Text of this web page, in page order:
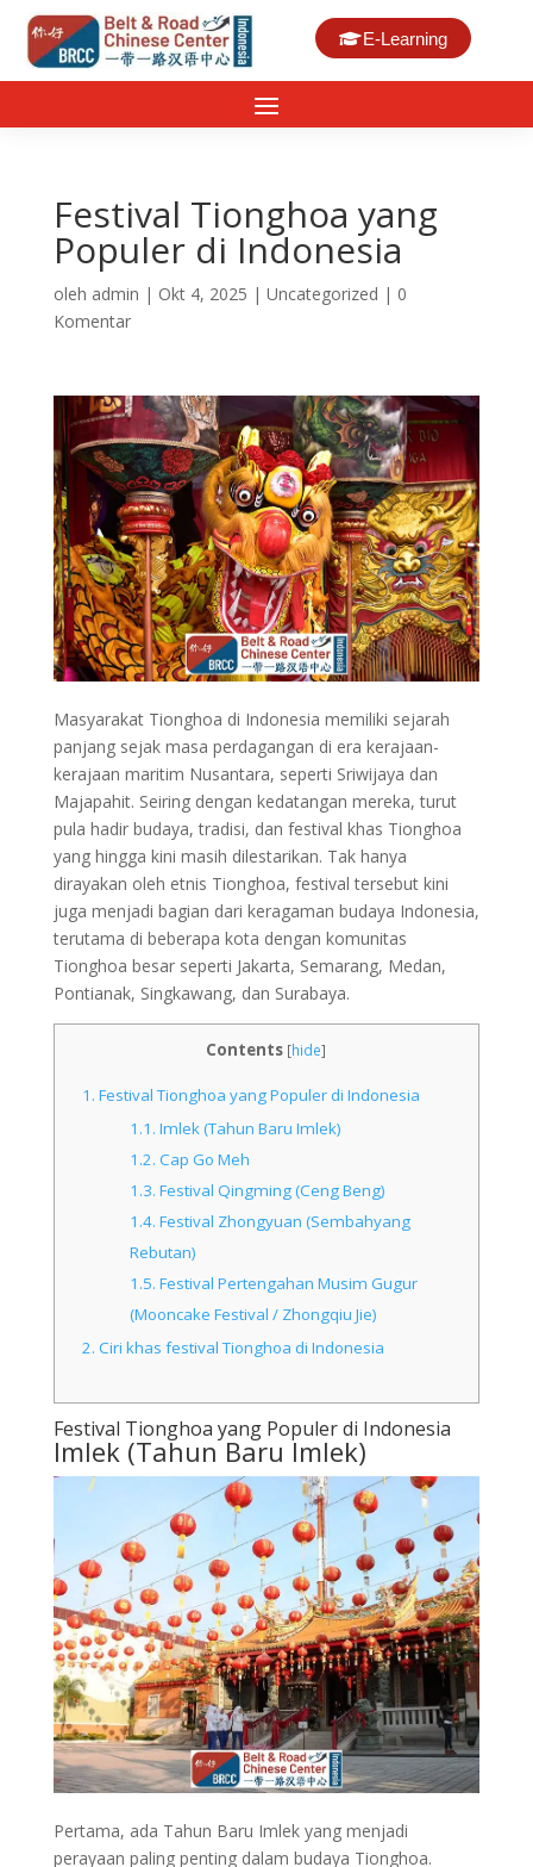
E-Learning
Festival Tionghoa yang
Populer di Indonesia
oleh admin | Okt 4, 2025 | Uncategorized | 0
Komentar
Masyarakat Tionghoa di Indonesia memiliki sejarah
panjang sejak masa perdagangan di era kerajaan-
kerajaan maritim Nusantara, seperti Sriwijaya dan
Majapahit. Seiring dengan kedatangan mereka, turut
pula hadir budaya, tradisi, dan festival khas Tionghoa
yang hingga kini masih dilestarikan. Tak hanya
dirayakan oleh etnis Tionghoa, festival tersebut kini
juga menjadi bagian dari keragaman budaya Indonesia,
terutama di beberapa kota dengan komunitas
Tionghoa besar seperti Jakarta, Semarang, Medan,
Pontianak, Singkawang, dan Surabaya.
Contents [hide]
1. Festival Tionghoa yang Populer di Indonesia
1.1. Imlek (Tahun Baru Imlek)
1.2. Cap Go Meh
1.3. Festival Qingming (Ceng Beng)
1.4. Festival Zhongyuan (Sembahyang
Rebutan)
1.5. Festival Pertengahan Musim Gugur
(Mooncake Festival / Zhongqiu Jie)
2. Ciri khas festival Tionghoa di Indonesia
Festival Tionghoa yang Populer di Indonesia
Imlek (Tahun Baru Imlek)
Pertama, ada Tahun Baru Imlek yang menjadi
perayaan paling penting dalam budaya Tionghoa.